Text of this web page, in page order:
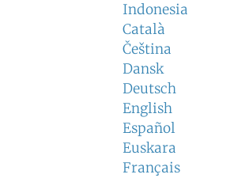
Indonesia
Català
Čeština
Dansk
Deutsch
English
Español
Euskara
Français